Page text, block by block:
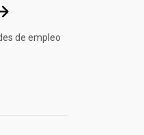
de empleo